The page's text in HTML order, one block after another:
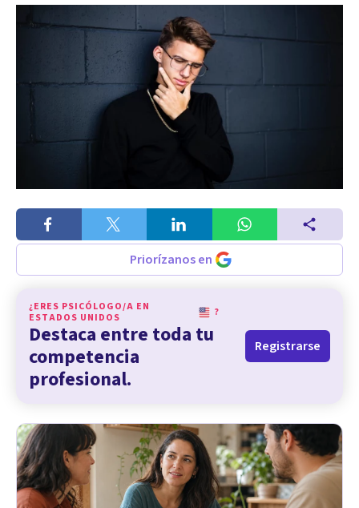
Priorízanos en
¿ERES PSICÓLOGO/A EN
ESTADOS UNIDOS
?
Destaca entre toda tu
competencia
profesional.
Registrarse